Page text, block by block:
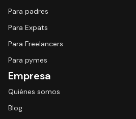
Para padres
Para Expats
Para Freelancers
Para pymes
Empresa
Quiénes somos
Blog